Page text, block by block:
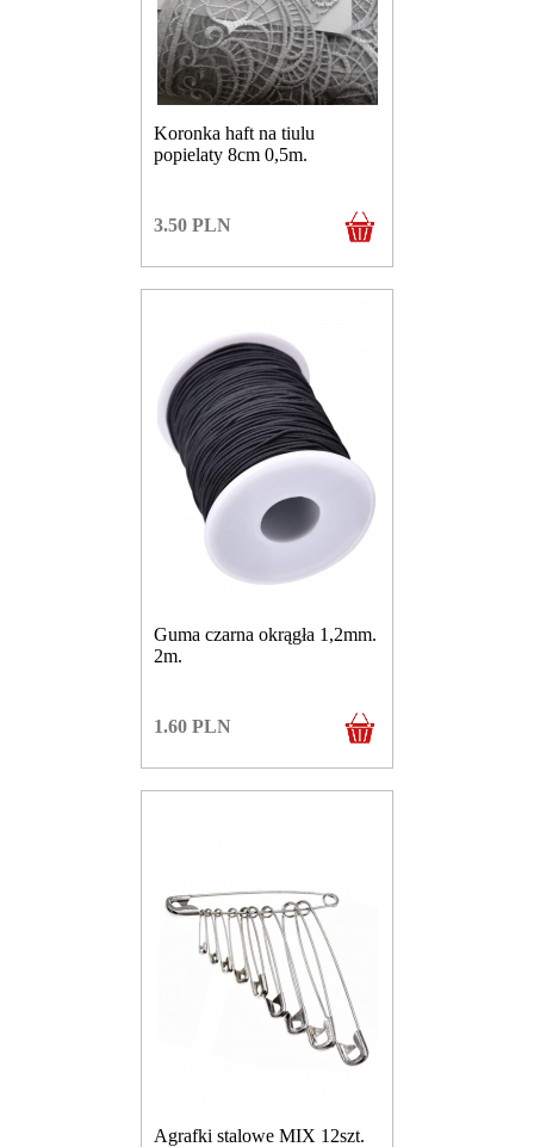
Koronka haft na tiulu
popielaty 8cm 0,5m.
3.50 PLN
Guma czarna okrągła 1,2mm.
2m.
1.60 PLN
Agrafki stalowe MIX 12szt.